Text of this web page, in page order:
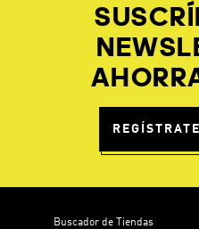
Buscador de Tiendas